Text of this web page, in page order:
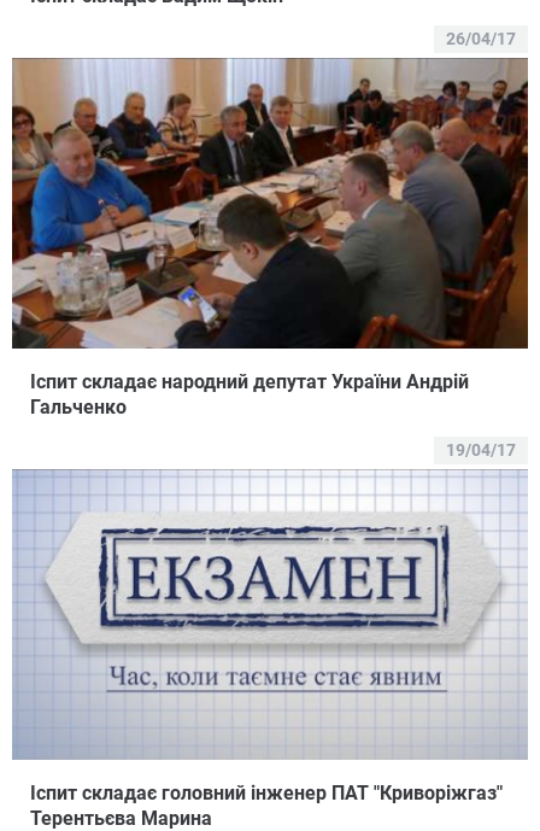
26/04/17
Іспит складає народний депутат України Андрій
Гальченко
19/04/17
Іспит складає головний інженер ПАТ "Криворіжгаз"
Терентьєва Марина